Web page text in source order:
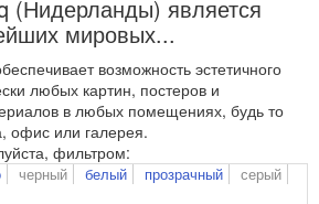
(Нидерланды) является
мировых...
возможность эстетичного
любых картин, постеров и
в любых помещениях, будь то
офис или галерея.
фильтром:
черный белый прозрачный
серый